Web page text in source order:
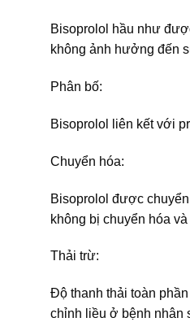
Bisoprolol hầu như
không ảnh hưởng đến
Phân bố:
Bisoprolol liên kết với
Chuyển hóa:
Bisoprolol được
không bị chuyển hóa
Thải trừ:
Độ thanh thải toàn
chỉnh liều ở bệnh nhân